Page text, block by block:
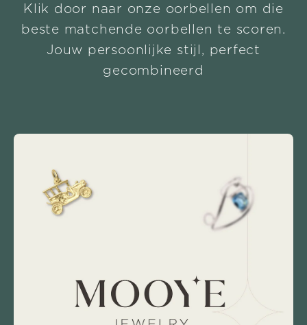
Klik door naar onze oorbellen om die
beste matchende oorbellen te scoren.
Jouw persoonlijke stijl, perfect
gecombineerd